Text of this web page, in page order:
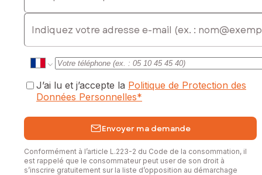
E-mail
J’ai lu et j’accepte la Politique de Protection des
Données Personnelles*
Envoyer ma demande
Conformément à l’article L.223-2 du Code de la consommation, il
est rappelé que le consommateur peut user de son droit à
s’inscrire gratuitement sur la liste d’opposition au démarchage